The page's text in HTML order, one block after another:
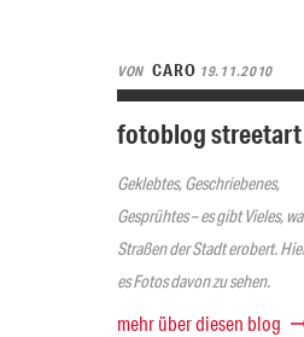
VON CARO 19.11.2010
fotoblog streetart
Geklebtes, Geschriebenes,
Gesprühtes – es gibt Vieles,
Straßen der Stadt erobert.
es Fotos davon zu sehen.
mehr über diesen blog